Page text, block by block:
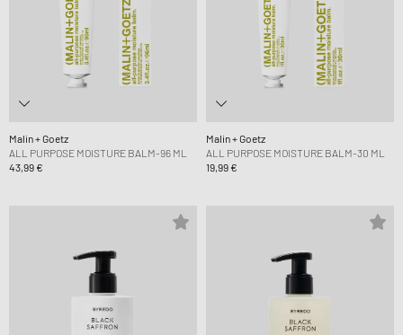
Malin + Goetz
ALL PURPOSE MOISTURE BALM-96 ML
43,99 €
Malin + Goetz
ALL PURPOSE MOISTURE BALM-30 ML
19,99 €